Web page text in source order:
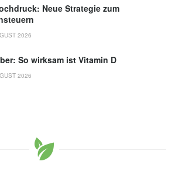
Neue Strategie zum
2026
So wirksam ist Vitamin D
2026